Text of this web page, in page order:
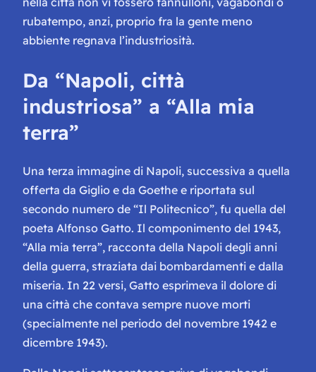
rubatempo, anzi, proprio fra la gente meno
abbiente regnava l’industriosità.
Da “Napoli, città
industriosa” a “Alla mia
terra”
Una terza immagine di Napoli, successiva a quella
offerta da Giglio e da Goethe e riportata sul
secondo numero de “Il Politecnico”, fu quella del
poeta Alfonso Gatto. Il componimento del 1943,
“Alla mia terra”, racconta della Napoli degli anni
della guerra, straziata dai bombardamenti e dalla
miseria. In 22 versi, Gatto esprimeva il dolore di
una città che contava sempre nuove morti
(specialmente nel periodo del novembre 1942 e
dicembre 1943).